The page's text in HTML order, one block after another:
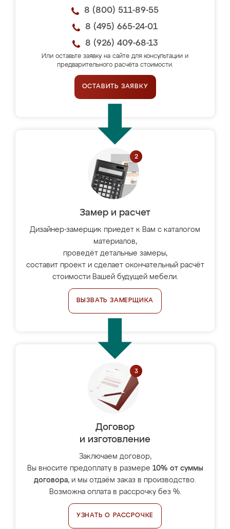
8 (800) 511-89-55
8 (495) 665-24-01
8 (926) 409-68-13
Или оставьте заявку на сайте для консультации и
предварительного расчёта стоимости.
ОСТАВИТЬ ЗАЯВКУ
Замер и расчет
Дизайнер-замерщик приедет к Вам с каталогом
материалов,
проведёт детальные замеры,
составит проект и сделает окончательный расчёт
стоимости Вашей будущей мебели.
ВЫЗВАТЬ ЗАМЕРЩИКА
Договор
и изготовление
Заключаем договор,
Вы вносите предоплату в размере 10% от суммы
договора, и мы отдаём заказ в производство.
Возможна оплата в рассрочку без %.
УЗНАТЬ О РАССРОЧКЕ